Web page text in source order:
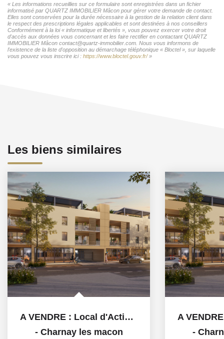
« Les informations recueillies sur ce formulaire sont enregistrées dans un fichier
informatisé par QUARTZ IMMOBILIER Mâcon pour gérer votre demande de contact.
Elles sont conservées pour la durée nécessaire à la gestion de la relation client dans
le respect des prescriptions légales applicables et sont destinées à nos conseillers
Conformément à la loi « informatique et libertés », vous pouvez exercer votre droit
d'accès aux données vous concernant et les faire rectifier en contactant QUARTZ
IMMOBILIER Mâcon contact@quartz-immobilier.com. Nous vous informons de
l'existence de la liste d'opposition au démarchage téléphonique « Bloctel », sur laquelle
vous pouvez vous inscrire ici : https://www.bloctel.gouv.fr/»
Les biens similaires
A VENDRE : Local d'Activité de 167 m² . Emplacement...
- Charnay les macon -